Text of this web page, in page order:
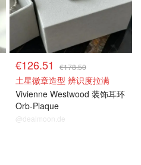
€126.51 €178.50
土星徽章造型 辨识度拉满
Vivienne Westwood 装饰耳环
Orb-Plaque
@dealmoon.de